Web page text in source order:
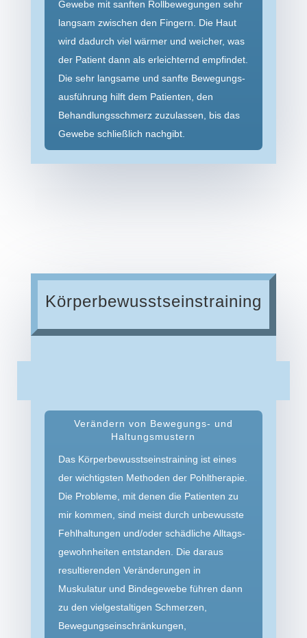
Gewebe mit sanften Roll­bewegungen sehr
langsam zwischen den Fingern. Die Haut
wird dadurch viel wärmer und weicher, was
der Patient dann als erleichternd empfindet.
Die sehr langsame und sanfte Bewegungs­
ausführung hilft dem Patienten, den
Behandlungs­schmerz zuzulassen, bis das
Gewebe schließlich nachgibt.
Körperbewusstseins­training
Verändern von Bewegungs- und
Haltungsmustern
Das Körperbewusstseinstraining ist eines
der wichtigsten Methoden der Pohltherapie.
Die Probleme, mit denen die Patienten zu
mir kommen, sind meist durch unbewusste
Fehlhaltungen und/oder schädliche Alltags­
gewohnheiten entstanden. Die daraus
resultierenden Veränderungen in
Muskulatur und Bindegewebe führen dann
zu den vielgestaltigen Schmerzen,
Bewegungs­einschränkungen,